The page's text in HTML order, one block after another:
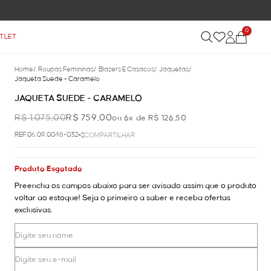
0
Home/ Roupas Femininas/ Blazers E Casacos/ Jaquetas/
Jaqueta Suede - Caramelo
JAQUETA SUEDE - CARAMELO
R$ 1.075,00R$ 759,00ou 6x de R$ 126,50
REF.06.09.0048-032 COMPARTILHAR
Produto Esgotado
Preencha os campos abaixo para ser avisado assim que o produto
voltar ao estoque! Seja o primeiro a saber e receba ofertas
exclusivas.